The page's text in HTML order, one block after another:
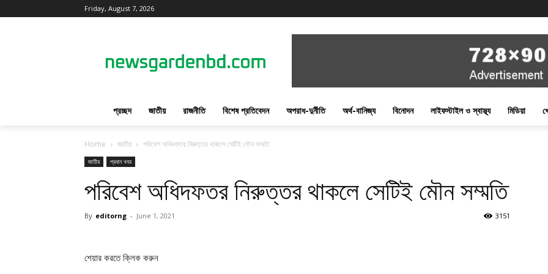
Friday, August 7, 2026
প্রচ্ছদ জাতীয় রাজনীতি বিশেষ প্রতিবেদন অপরাধ-দুর্নীতি অর্থ-বানিজ্য বিনোদন লাইফস্টাইল ও স্বাস্থ্য মিডিয়া
Home জাতীয় পরিবেশ অধিদফতর নিরুত্তর থাকলে সেটিই মৌন সম্মতি
জাতীয় প্রধান খবর
পরিবেশ অধিদফতর নিরুত্তর থাকলে সেটিই মৌন সম্মতি
By editorng - June 1, 2021 3151
শেয়ার করতে ক্লিক করুন